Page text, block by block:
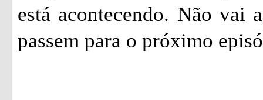
está acontecendo. Não vai
passem para o próximo